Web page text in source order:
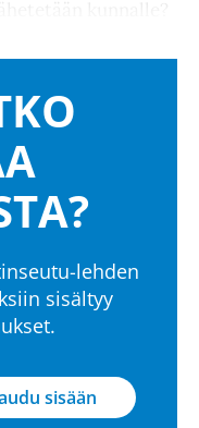
lehden
sisältyy
sisään